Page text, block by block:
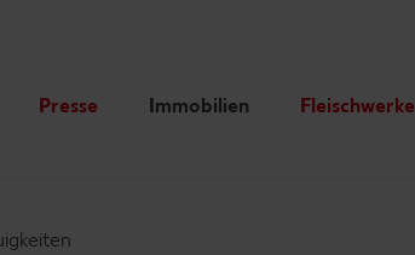
Presse Immobilien Fleischwerke